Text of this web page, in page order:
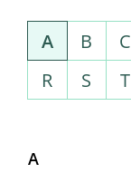
A B C
R
S T
A